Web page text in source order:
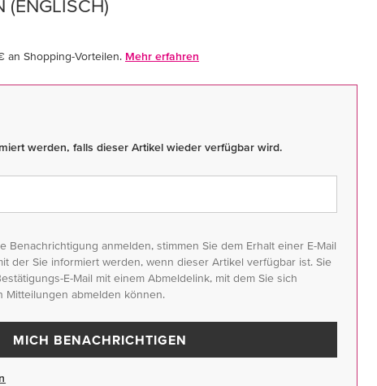
(ENGLISCH)
an Shopping-Vorteilen. Mehr erfahren
werden, falls dieser Artikel wieder verfügbar wird.
Benachrichtigung anmelden, stimmen Sie dem Erhalt einer E-Mail
der Sie informiert werden, wenn dieser Artikel verfügbar ist. Sie
E-Mail mit einem Abmeldelink, mit dem Sie sich
Mitteilungen abmelden können.
MICH BENACHRICHTIGEN